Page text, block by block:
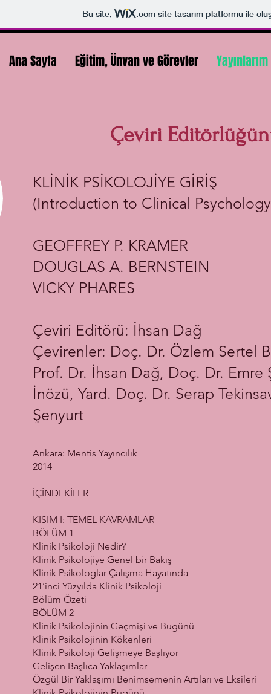
Bu site, .comsite tasarım platformu ile
Ana Sayfa Eğitim, Ünvan ve Görevler Yayınlarım
Çeviri
KLİNİK PSİKOLOJİYE GİRİŞ
(Introduction to Clinical
GEOFFREY P. KRAMER
DOUGLAS A. BERNSTEIN
VICKY PHARES
Çeviri Editörü: İhsan Dağ
Çevirenler: Doç. Dr. Özlem Sertel
Prof. Dr. İhsan Dağ, Doç. Dr.
İnözü, Yard. Doç. Dr. Serap
Şenyurt
Ankara: Mentis Yayıncılık
2014
İÇİNDEKİLER
KISIM I: TEMEL KAVRAMLAR
BÖLÜM 1
Klinik Psikoloji Nedir?
Klinik Psikolojiye Genel bir Bakış
Klinik Psikologlar Çalışma Hayatında
21’inci Yüzyılda Klinik Psikoloji
Bölüm Özeti
BÖLÜM 2
Klinik Psikolojinin Geçmişi ve Bugünü
Klinik Psikolojinin Kökenleri
Klinik Psikoloji Gelişmeye Başlıyor
Gelişen Başlıca Yaklaşımlar
Özgül Bir Yaklaşımı Benimsemenin Artıları ve Eksileri